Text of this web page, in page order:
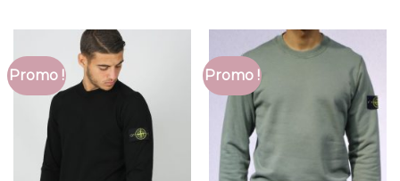
Promo ! Promo !